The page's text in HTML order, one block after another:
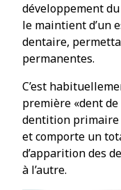
développement
le maintient d’un
dentaire,
permanentes.
C’est
première «dent
dentition primaire
et comporte un
d’apparition des
à l’autre.